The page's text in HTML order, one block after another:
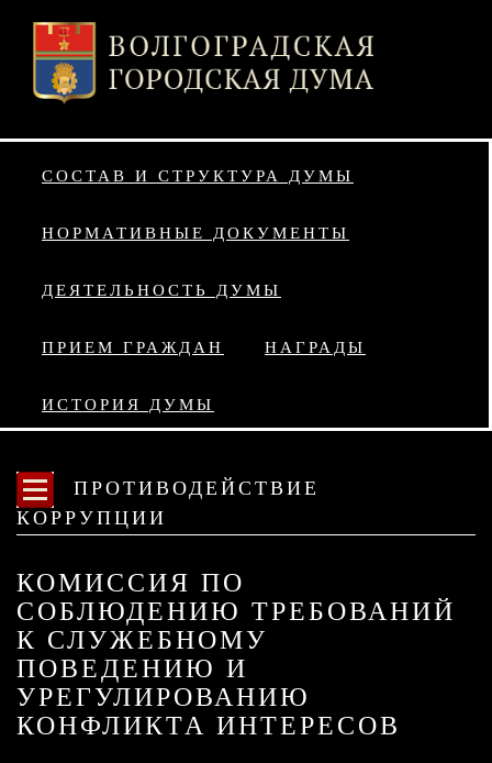
СОСТАВ И СТРУКТУРА ДУМЫ
НОРМАТИВНЫЕ ДОКУМЕНТЫ
ДЕЯТЕЛЬНОСТЬ ДУМЫ
ПРИЕМ ГРАЖДАН НАГРАДЫ
ИСТОРИЯ ДУМЫ
ПРОТИВОДЕЙСТВИЕ
КОРРУПЦИИ
КОМИССИЯ ПО
СОБЛЮДЕНИЮ ТРЕБОВАНИЙ
К СЛУЖЕБНОМУ
ПОВЕДЕНИЮ И
УРЕГУЛИРОВАНИЮ
КОНФЛИКТА ИНТЕРЕСОВ